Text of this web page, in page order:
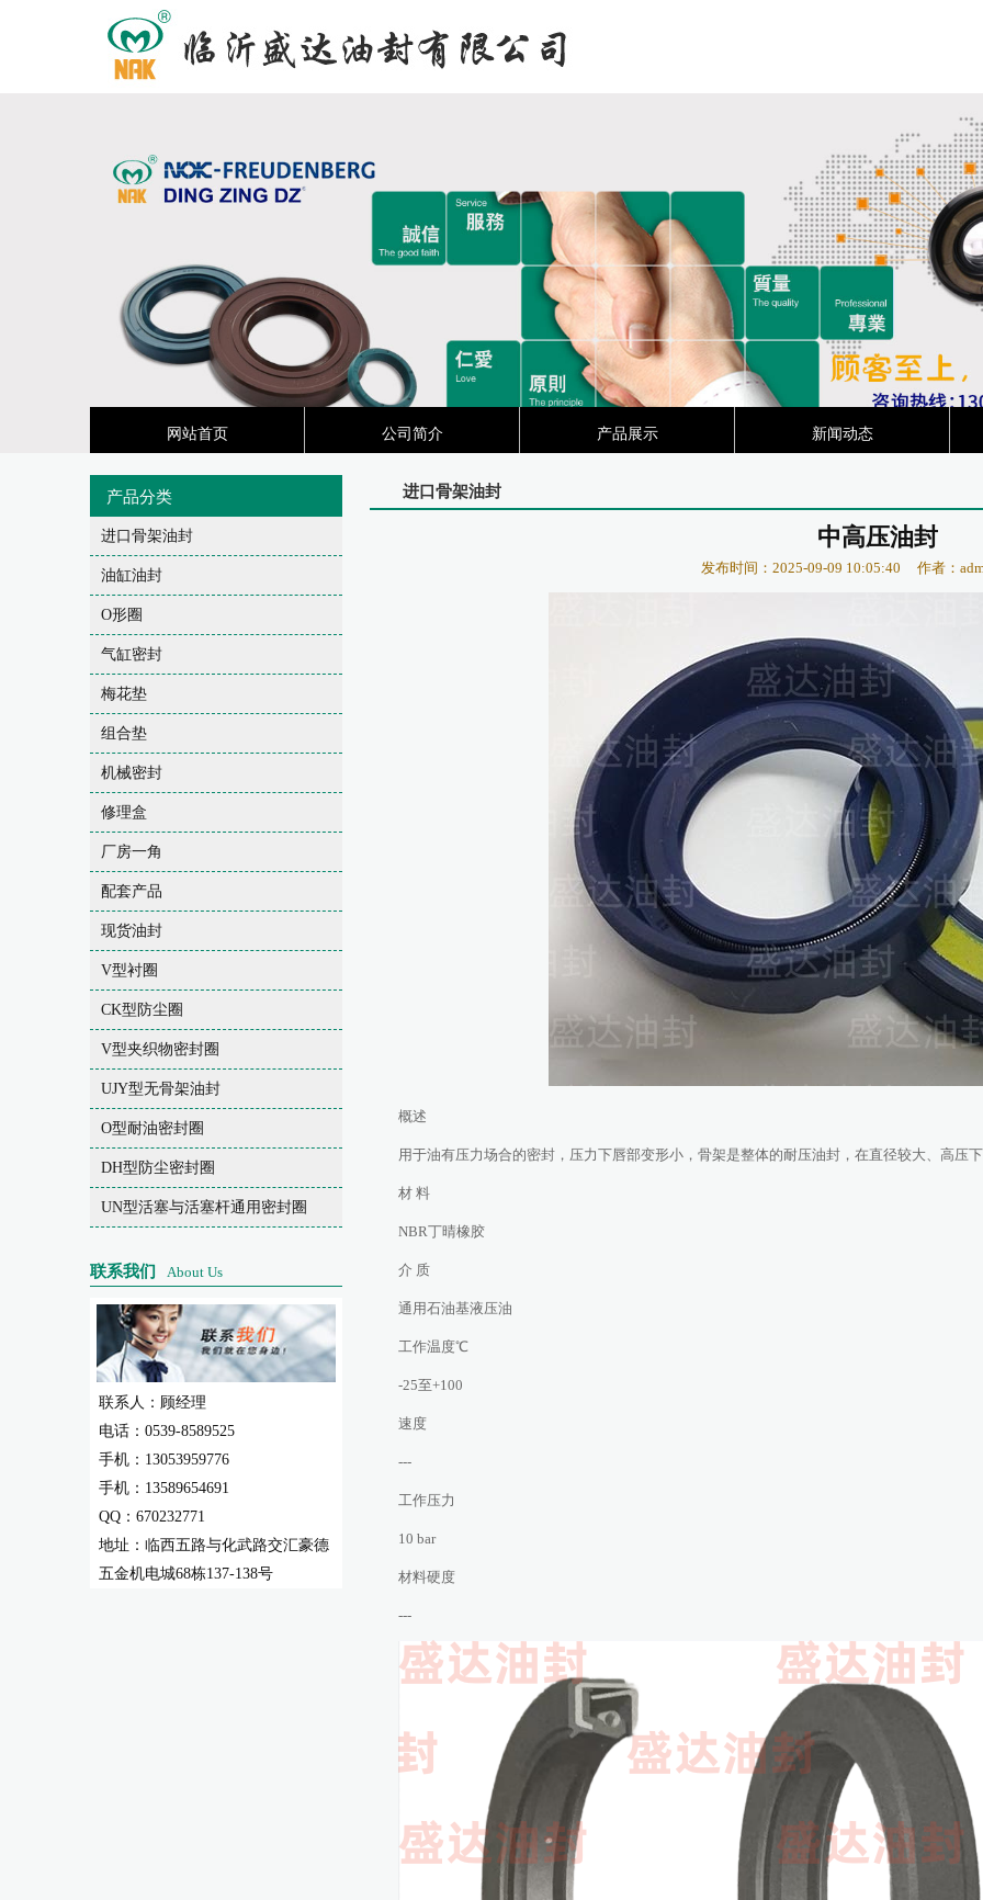
网站首页 公司简介 产品展示 新闻动态
产品分类
进口骨架油封
油缸油封
O形圈
气缸密封
梅花垫
组合垫
机械密封
修理盒
厂房一角
配套产品
现货油封
V型衬圈
CK型防尘圈
V型夹织物密封圈
UJY型无骨架油封
O型耐油密封圈
DH型防尘密封圈
UN型活塞与活塞杆通用密封圈
联系我们 About Us
联系人：顾经理
电话：0539-8589525
手机：13053959776
手机：13589654691
QQ：670232771
地址：临西五路与化武路交汇豪德
五金机电城68栋137-138号
进口骨架油封
中高压油封
发布时间：2025-09-09 10:05:40 作者：
概述
用于油有压力场合的密封，压力下唇部变形小，骨架是整体的耐压油封，在直径较大、高压
材 料
NBR丁晴橡胶
介 质
通用石油基液压油
工作温度℃
-25至+100
速度
---
工作压力
10 bar
材料硬度
---